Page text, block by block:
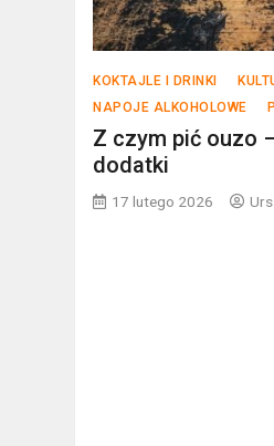
KOKTAJLE I DRINKI
NAPOJE ALKOHOLOWE
Z czym pić ouzo
dodatki
17 lutego 2026